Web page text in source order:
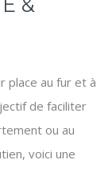
&
place au fur et à
de faciliter
ou au
voici une